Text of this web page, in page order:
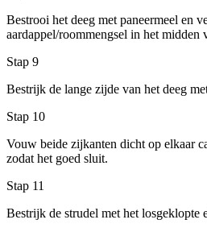
Bestrooi het deeg met paneermeel en
aardappel/roommengsel in het midden
Stap 9
Bestrijk de lange zijde van het deeg
Stap 10
Vouw beide zijkanten dicht op elkaar
zodat het goed sluit.
Stap 11
Bestrijk de strudel met het losgeklopte